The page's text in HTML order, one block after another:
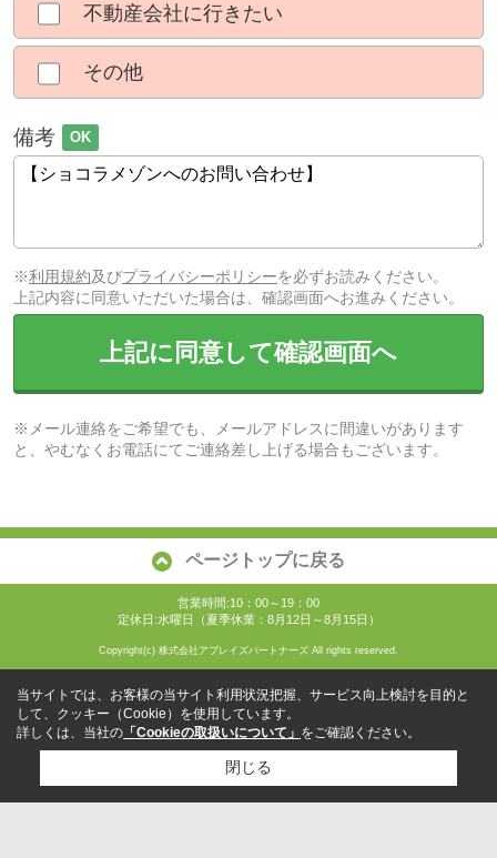
不動産会社に行きたい
その他
備考 OK
※利用規約及びプライバシーポリシーを必ずお読みください。
上記内容に同意いただいた場合は、確認画面へお進みください。
上記に同意して確認画面へ
※メール連絡をご希望でも、メールアドレスに間違いがあります
と、やむなくお電話にてご連絡差し上げる場合もございます。
ページトップに戻る
営業時間:10：00～19：00
定休日:水曜日（夏季休業：8月12日～8月15日）
Copyright(c) 株式会社アブレイズパートナーズ All rights reserved.
当サイトでは、お客様の当サイト利用状況把握、サービス向上検討を目的と
して、クッキー（Cookie）を使用しています。
詳しくは、当社の 「Cookieの取扱いについて」 をご確認ください。
閉じる